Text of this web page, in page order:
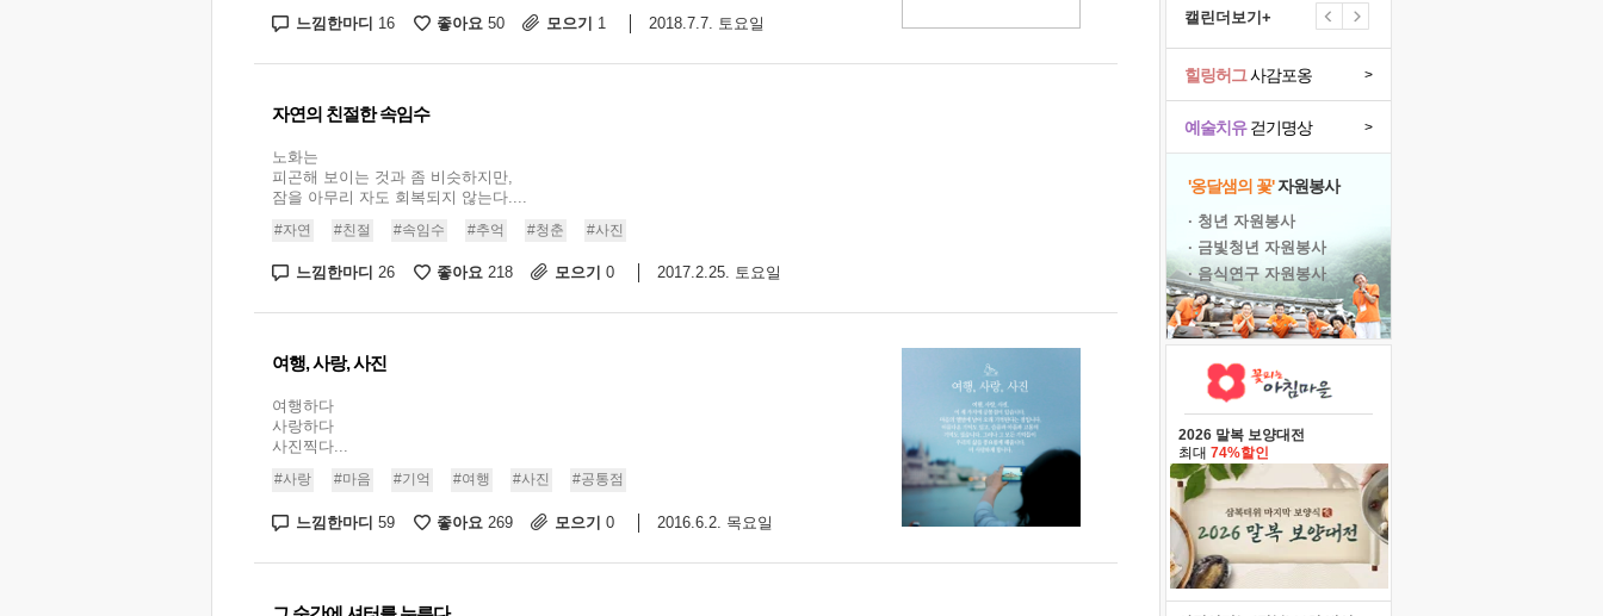
느낌한마디 16 좋아요 50 모으기 1 2018.7.7. 토요일
자연의 친절한 속임수
노화는
피곤해 보이는 것과 좀 비슷하지만,
잠을 아무리 자도 회복되지 않는다....
#자연 #친절 #속임수 #추억 #청춘 #사진
느낌한마디 26 좋아요 218 모으기 0 2017.2.25. 토요일
여행, 사랑, 사진
여행하다
사랑하다
사진찍다...
#사랑 #마음 #기억 #여행 #사진 #공통점
느낌한마디 59 좋아요 269 모으기 0 2016.6.2. 목요일
캘린더보기+
예술치유걷기명상 >
힐링허그사감포옹 >
'옹달샘의 꽃'자원봉사
· 청년 자원봉사
· 금빛청년 자원봉사
· 음식연구 자원봉사
2026 말복 보양대전
최대 74%할인